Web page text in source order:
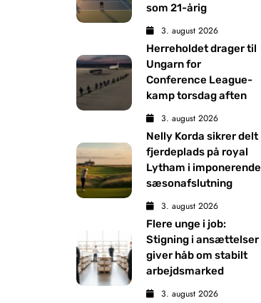
som 21-årig
3. august 2026
Herreholdet drager til
Ungarn for
Conference League-
kamp torsdag aften
3. august 2026
Nelly Korda sikrer delt
fjerdeplads på royal
Lytham i imponerende
sæsonafslutning
3. august 2026
Flere unge i job:
Stigning i ansættelser
giver håb om stabilt
arbejdsmarked
3. august 2026